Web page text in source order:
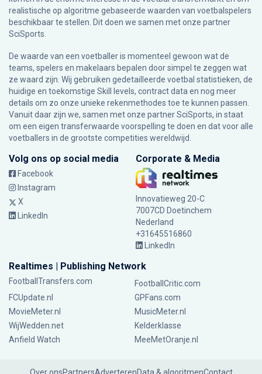
realistische op algoritme gebaseerde waarden van voetbalspelers
beschikbaar te stellen. Dit doen we samen met onze partner
SciSports
De waarde van een voetballer is momenteel gewoon wat de
teams, spelers en makelaars bepalen door simpel te zeggen wat
ze waard zijn. Wij gebruiken gedetailleerde voetbal statistieken, de
huidige en toekomstige Skill levels, contract data en nog meer
details om zo onze unieke rekenmethodes toe te kunnen passen.
Vanuit daar zijn we, samen met onze partner SciSports, in staat
om een eigen transferwaarde voorspelling te doen en dat voor alle
voetballers in de grootste competities wereldwijd.
Volg ons op social media
Facebook
Instagram
X
LinkedIn
Corporate & Media
Innovatieweg 20-C
7007CD Doetinchem
Nederland
+31645516860
LinkedIn
Realtimes | Publishing Network
FootballTransfers.com
FootballCritic.com
FCUpdate.nl
GPFans.com
MovieMeter.nl
MusicMeter.nl
WijWedden.net
Kelderklasse
Anfield Watch
MeeMetOranje.nl